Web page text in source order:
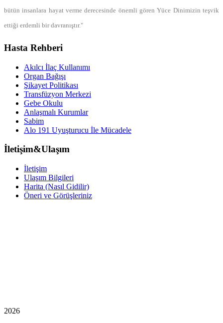
bütün insanlara hayat verme derecesinde önemli gören Yüce Dinimizin teşvik
ettiği erdemli bir davranıştır."
Hasta Rehberi
Akılcı İlaç Kullanımı
Organ Bağışı
Şikayet Politikası
Transfüzyon Merkezi
Gebe Okulu
Anlaşmalı Kurumlar
Sabim
Alo 191 Uyuşturucu İle Mücadele
İletişim&Ulaşım
İletişim
Ulaşım Bilgileri
Harita (Nasıl Gidilir)
Öneri ve Görüşleriniz
2026